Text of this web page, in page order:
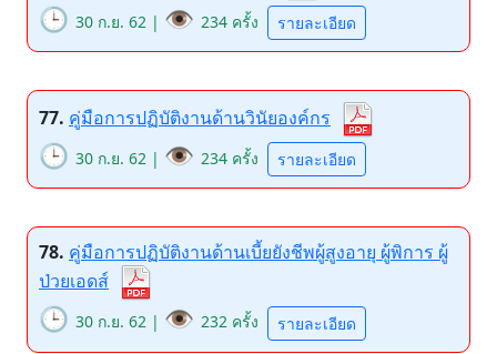
🕒 30 ก.ย. 62 | 👁️ 234 ครั้ง รายละเอียด
77. คู่มือการปฏิบัติงานด้านวินัยองค์กร
🕒 30 ก.ย. 62 | 👁️ 234 ครั้ง รายละเอียด
78. คู่มือการปฏิบัติงานด้านเบี้ยยังชีพผู้สูงอายุ ผู้พิการ ผู้
ป่วยเอดส์
🕒 30 ก.ย. 62 | 👁️ 232 ครั้ง รายละเอียด